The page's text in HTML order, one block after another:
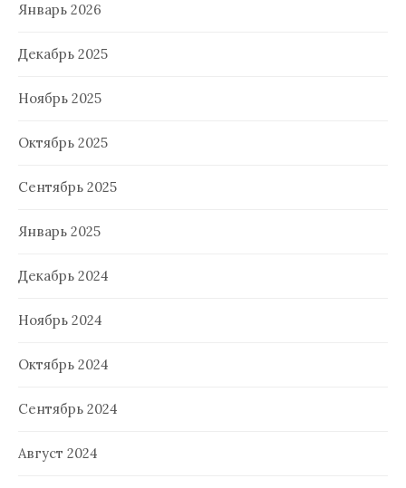
Январь 2026
Декабрь 2025
Ноябрь 2025
Октябрь 2025
Сентябрь 2025
Январь 2025
Декабрь 2024
Ноябрь 2024
Октябрь 2024
Сентябрь 2024
Август 2024